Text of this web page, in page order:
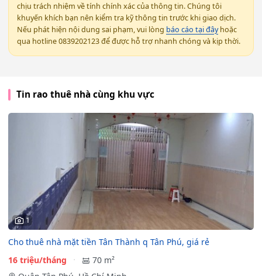
chịu trách nhiệm về tính chính xác của thông tin. Chúng tôi
khuyến khích bạn nên kiểm tra kỹ thông tin trước khi giao dịch.
Nếu phát hiện nội dung sai phạm, vui lòng báo cáo tại đâyhoặc
qua hotline 0839202123 để được hỗ trợ nhanh chóng và kịp thời.
Tin rao thuê nhà cùng khu vực
1
Cho thuê nhà mặt tiền Tân Thành q Tân Phú, giá rẻ
16 triệu/tháng
70 m²